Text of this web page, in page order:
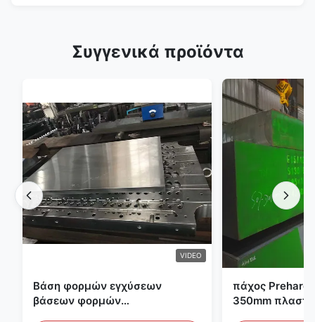
Συγγενικά προϊόντα
VIDEO
Βάση φορμών εγχύσεων
βάσεων φορμών
πάχος
350mm